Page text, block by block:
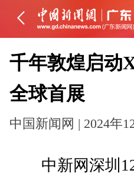
千年敦煌启动
全球首展
中国新闻网 | 2024年
中新网深圳